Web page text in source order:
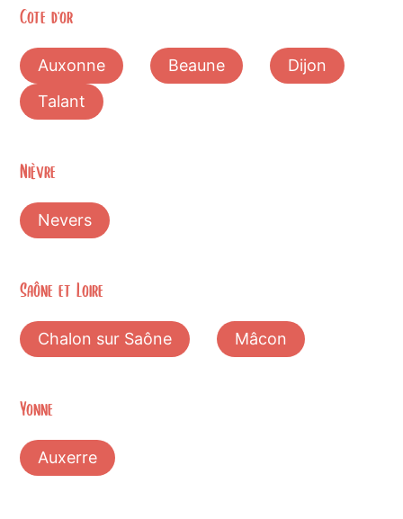
Cote d'or
Auxonne Beaune
Dijon
Talant
Nièvre
Nevers
Saône et Loire
Chalon sur Saône Mâcon
Yonne
Auxerre